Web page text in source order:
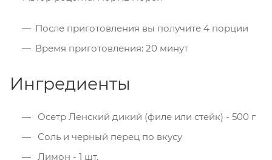
После приготовления вы получите 4 порции
Время приготовления: 20 минут
Ингредиенты
Осетр Ленский дикий (филе или стейк) - 500 г
Соль и черный перец по вкусу
Лимон - 1 шт.